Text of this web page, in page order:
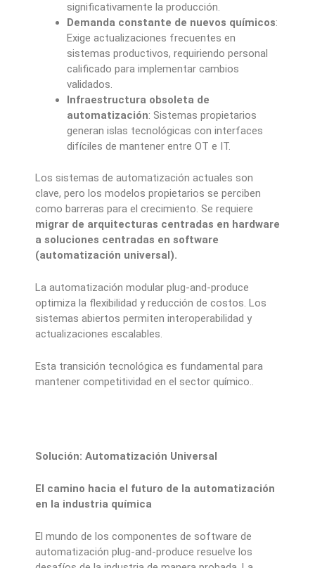
significativamente la producción.
Demanda constante de nuevos químicos:
Exige actualizaciones frecuentes en
sistemas productivos, requiriendo personal
calificado para implementar cambios
validados.
Infraestructura obsoleta de
automatización: Sistemas propietarios
generan islas tecnológicas con interfaces
difíciles de mantener entre OT e IT.
Los sistemas de automatización actuales son
clave, pero los modelos propietarios se perciben
como barreras para el crecimiento. Se requiere
migrar de arquitecturas centradas en hardware
a soluciones centradas en software
(automatización universal).
La automatización modular plug-and-produce
optimiza la flexibilidad y reducción de costos. Los
sistemas abiertos permiten interoperabilidad y
actualizaciones escalables.
Esta transición tecnológica es fundamental para
mantener competitividad en el sector químico..
Solución: Automatización Universal
El camino hacia el futuro de la automatización
en la industria química
El mundo de los componentes de software de
automatización plug-and-produce resuelve los